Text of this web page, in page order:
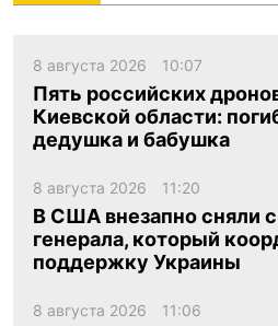
8 августа 2026 10:07
Пять российских
Киевской области:
дедушка и бабушка
8 августа 2026 11:20
В США внезапно сняли
генерала, который
поддержку Украины
8 августа 2026 11:06